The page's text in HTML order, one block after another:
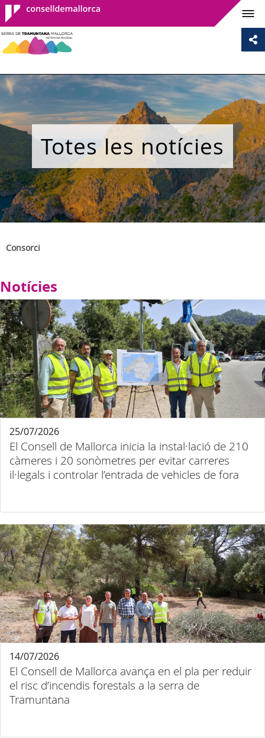
Consell de
Mallorca
Totes les notícies
Consorci
Notícies
El Consell de Mallorca inicia la instal·lació de 210
càmeres i 20 sonòmetres per evitar carreres
il·legals i controlar l’entrada de vehicles de fora
25/07/2026
El Consell de Mallorca avança en el pla per reduir
el risc d’incendis forestals a la serra de
Tramuntana
14/07/2026